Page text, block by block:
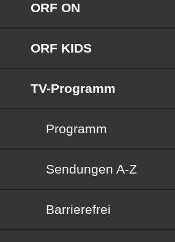
ORF ON
ORF KIDS
TV-Programm
Programm
Sendungen von A bis Z
Sendungen A-Z
Barrierefrei
Barrierefrei